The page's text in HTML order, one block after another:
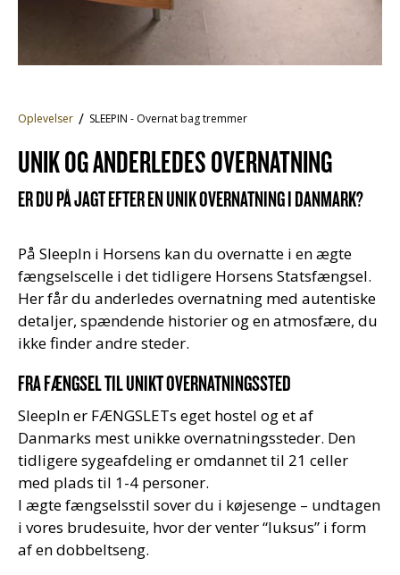
Oplevelser SLEEPIN - Overnat bag tremmer
UNIK OG ANDERLEDES OVERNATNING
ER DU PÅ JAGT EFTER EN UNIK OVERNATNING I DANMARK?
På SleepIn i Horsens kan du overnatte i en ægte
fængselscelle i det tidligere Horsens Statsfængsel.
Her får du anderledes overnatning med autentiske
detaljer, spændende historier og en atmosfære, du
ikke finder andre steder.
FRA FÆNGSEL TIL UNIKT OVERNATNINGSSTED
SleepIn er FÆNGSLETs eget hostel og et af
Danmarks mest unikke overnatningssteder. Den
tidligere sygeafdeling er omdannet til 21 celler
med plads til 1-4 personer.
I ægte fængselsstil sover du i køjesenge – undtagen
i vores brudesuite, hvor der venter “luksus” i form
af en dobbeltseng.